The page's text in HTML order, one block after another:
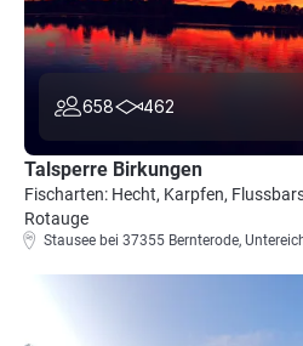
658 462
Talsperre Birkungen
Fischarten: Hecht, Karpfen,
Rotauge
Stausee bei 37355 Bernterode,